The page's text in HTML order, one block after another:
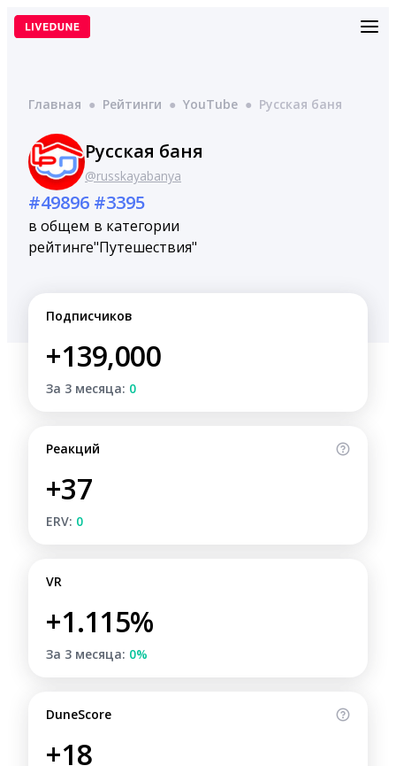
Перейти
Главная ● Рейтинги ● YouTube ● Русская баня
Русская баня
@russkayabanya
#49896
в общем
рейтинге
#3395
в категории
"Путешествия"
Подписчиков
+139,000
За 3 месяца: 0
Реакций
+37
ERV: 0
VR
+1.115%
За 3 месяца: 0%
DuneScore
+18